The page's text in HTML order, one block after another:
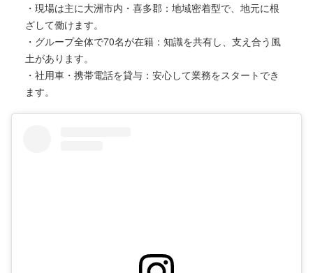
・現場は主に大洲市内・喜多郡：地域密着型で、地元に根
ざして働けます。
・グループ全体で70名が在籍：知識を共有し、支え合う風
土があります。
・社用車・携帯電話を貸与：安心して業務をスタートでき
ます。